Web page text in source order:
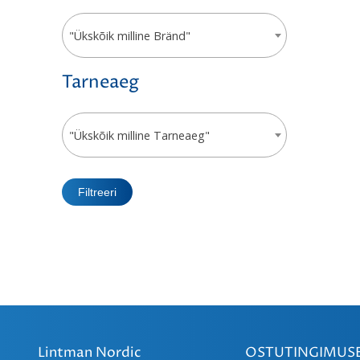
"Ükskõik milline Bränd"
Tarneaeg
"Ükskõik milline Tarneaeg"
Filtreeri
Lintman Nordic